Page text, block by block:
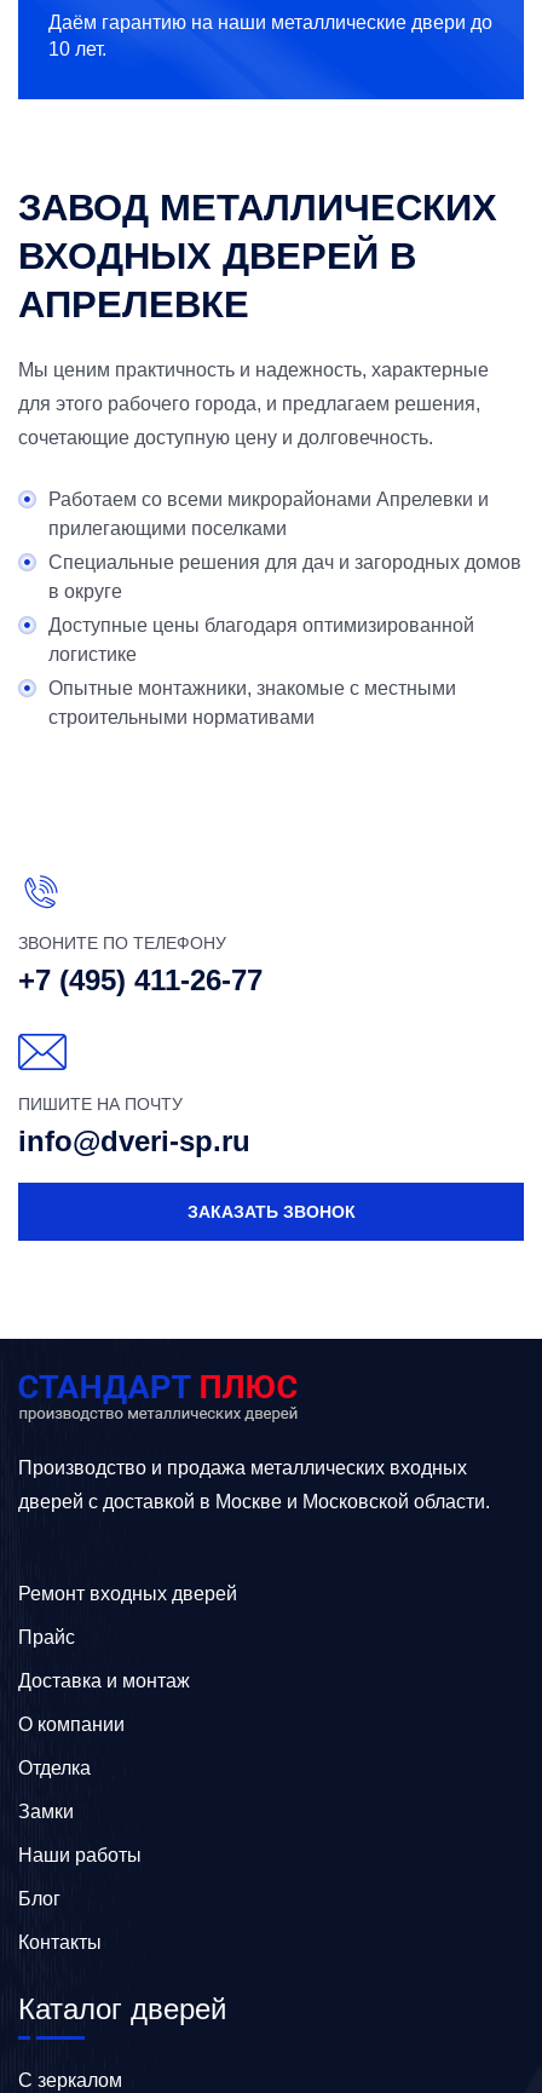
Даём гарантию на наши металлические двери до
10 лет.
ЗАВОД МЕТАЛЛИЧЕСКИХ
ВХОДНЫХ ДВЕРЕЙ В
АПРЕЛЕВКЕ
Мы ценим практичность и надежность, характерные
для этого рабочего города, и предлагаем решения,
сочетающие доступную цену и долговечность.
Работаем со всеми микрорайонами Апрелевки и
прилегающими поселками
Специальные решения для дач и загородных домов
в округе
Доступные цены благодаря оптимизированной
логистике
Опытные монтажники, знакомые с местными
строительными нормативами
ЗВОНИТЕ ПО ТЕЛЕФОНУ
+7 (495) 411-26-77
ПИШИТЕ НА ПОЧТУ
info@dveri-sp.ru
ЗАКАЗАТЬ ЗВОНОК
Производство и продажа металлических входных
дверей с доставкой в Москве и Московской области.
Ремонт входных дверей
Прайс
Доставка и монтаж
О компании
Отделка
Замки
Наши работы
Блог
Контакты
Каталог дверей
C зеркалом